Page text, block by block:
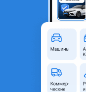
Фары Land Cruiser 200